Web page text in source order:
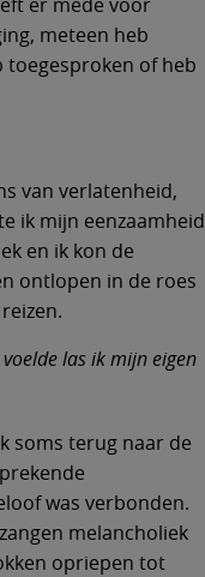
meteen heb
of heb
van verlatenheid,
ik mijn eenzaamheid
en ik kon de
ontlopen in de roes
las ik mijn eigen
soms terug naar de
was verbonden.
melancholiek
opriepen tot